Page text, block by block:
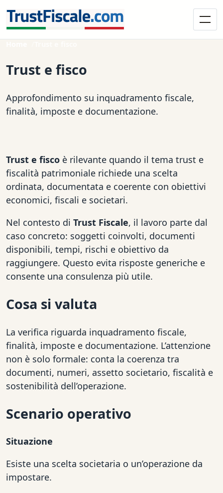
Trust e fisco
Approfondimento su inquadramento fiscale,
finalità, imposte e documentazione.
Trust e fisco è rilevante quando il tema trust e
fiscalità patrimoniale richiede una scelta
ordinata, documentata e coerente con obiettivi
economici, fiscali e societari.
Nel contesto di Trust Fiscale, il lavoro parte dal
caso concreto: soggetti coinvolti, documenti
disponibili, tempi, rischi e obiettivo da
raggiungere. Questo evita risposte generiche e
consente una consulenza più utile.
Cosa si valuta
La verifica riguarda inquadramento fiscale,
finalità, imposte e documentazione. L’attenzione
non è solo formale: conta la coerenza tra
documenti, numeri, assetto societario, fiscalità e
sostenibilità dell’operazione.
Scenario operativo
Situazione
Esiste una scelta societaria o un’operazione da
impostare.